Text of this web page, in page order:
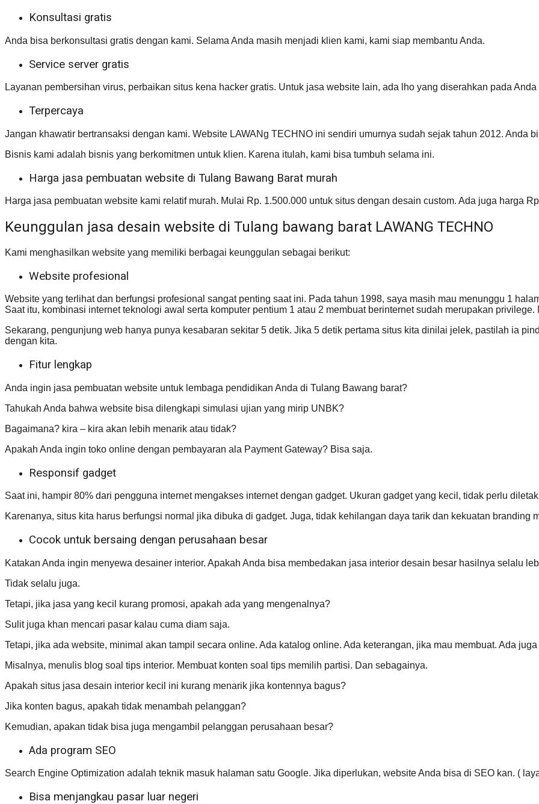
Konsultasi gratis
Anda bisa berkonsultasi gratis dengan kami. Selama Anda masih menjadi klien kami, kami siap membantu Anda.
Service server gratis
Layanan pembersihan virus, perbaikan situs kena hacker gratis. Untuk jasa website lain, ada lho yang diserahkan pada Anda
Terpercaya
Jangan khawatir bertransaksi dengan kami. Website LAWANg TECHNO ini sendiri umurnya sudah sejak tahun 2012. Anda
Bisnis kami adalah bisnis yang berkomitmen untuk klien. Karena itulah, kami bisa tumbuh selama ini.
Harga jasa pembuatan website di Tulang Bawang Barat murah
Harga jasa pembuatan website kami relatif murah. Mulai Rp. 1.500.000 untuk situs dengan desain custom. Ada juga harga
Keunggulan jasa desain website di Tulang bawang barat LAWANG TECHNO
Kami menghasilkan website yang memiliki berbagai keunggulan sebagai berikut:
Website profesional
Website yang terlihat dan berfungsi profesional sangat penting saat ini. Pada tahun 1998, saya masih mau menunggu 1
Saat itu, kombinasi internet teknologi awal serta komputer pentium 1 atau 2 membuat berinternet sudah merupakan privilege.
Sekarang, pengunjung web hanya punya kesabaran sekitar 5 detik. Jika 5 detik pertama situs kita dinilai jelek, pastilah ia
dengan kita.
Fitur lengkap
Anda ingin jasa pembuatan website untuk lembaga pendidikan Anda di Tulang Bawang barat?
Tahukah Anda bahwa website bisa dilengkapi simulasi ujian yang mirip UNBK?
Bagaimana? kira – kira akan lebih menarik atau tidak?
Apakah Anda ingin toko online dengan pembayaran ala Payment Gateway? Bisa saja.
Responsif gadget
Saat ini, hampir 80% dari pengguna internet mengakses internet dengan gadget. Ukuran gadget yang kecil, tidak perlu
Karenanya, situs kita harus berfungsi normal jika dibuka di gadget. Juga, tidak kehilangan daya tarik dan kekuatan branding
Cocok untuk bersaing dengan perusahaan besar
Katakan Anda ingin menyewa desainer interior. Apakah Anda bisa membedakan jasa interior desain besar hasilnya selalu
Tidak selalu juga.
Tetapi, jika jasa yang kecil kurang promosi, apakah ada yang mengenalnya?
Sulit juga khan mencari pasar kalau cuma diam saja.
Tetapi, jika ada website, minimal akan tampil secara online. Ada katalog online. Ada keterangan, jika mau membuat. Ada
Misalnya, menulis blog soal tips interior. Membuat konten soal tips memilih partisi. Dan sebagainya.
Apakah situs jasa desain interior kecil ini kurang menarik jika kontennya bagus?
Jika konten bagus, apakah tidak menambah pelanggan?
Kemudian, apakan tidak bisa juga mengambil pelanggan perusahaan besar?
Ada program SEO
Search Engine Optimization adalah teknik masuk halaman satu Google. Jika diperlukan, website Anda bisa di SEO kan. (
Bisa menjangkau pasar luar negeri